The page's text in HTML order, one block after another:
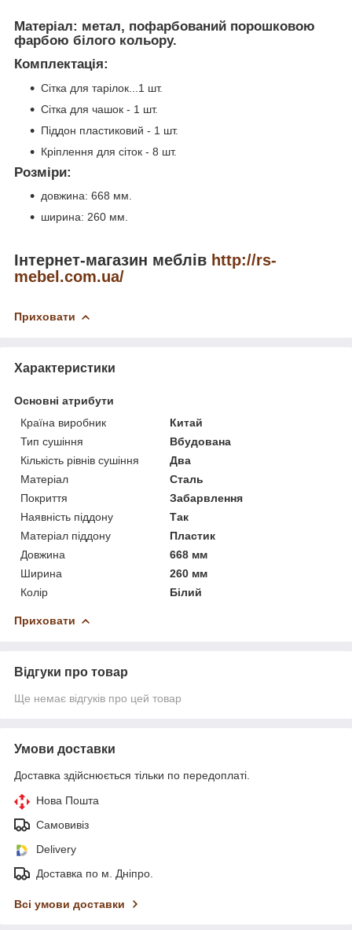
Матеріал: метал, пофарбований порошковою
фарбою білого кольору.
Комплектація:
Сітка для тарілок...1 шт.
Сітка для чашок - 1 шт.
Піддон пластиковий - 1 шт.
Кріплення для сіток - 8 шт.
Розміри:
довжина: 668 мм.
ширина: 260 мм.
Інтернет-магазин меблів http://rs-
mebel.com.ua/
Приховати
Характеристики
Основні атрибути
Країна виробник
Китай
Тип сушіння
Вбудована
Кількість рівнів сушіння
Два
Матеріал
Сталь
Покриття
Забарвлення
Наявність піддону
Так
Матеріал піддону
Пластик
Довжина
668 мм
Ширина
260 мм
Колір
Білий
Приховати
Відгуки про товар
Ще немає відгуків про цей товар
Умови доставки
Доставка здійснюється тільки по передоплаті.
Нова Пошта
Самовивіз
Delivery
Доставка по м. Дніпро.
Всі умови доставки